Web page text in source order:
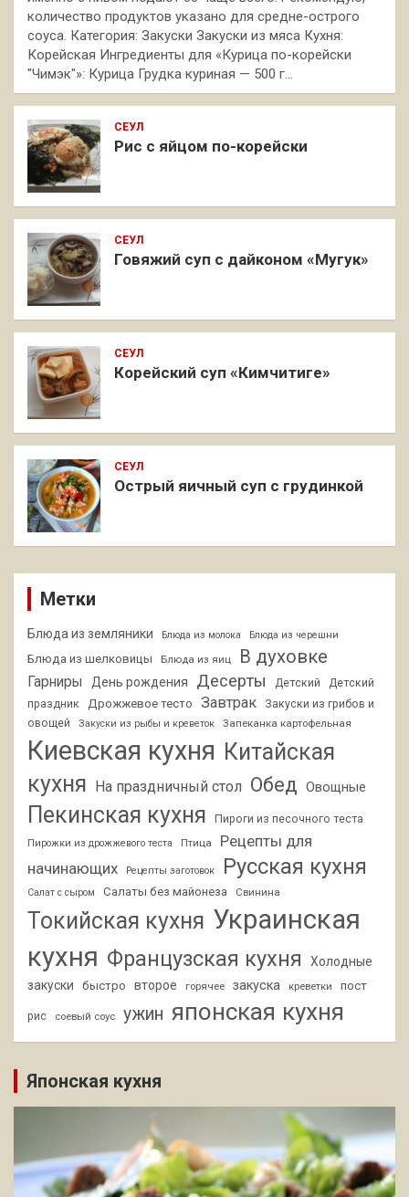
количество продуктов указано для средне-острого
соуса. Категория: Закуски Закуски из мяса Кухня:
Корейская Ингредиенты для «Курица по-корейски
"Чимэк"»: Курица Грудка куриная — 500 г…
СЕУЛ
Рис с яйцом по-корейски
СЕУЛ
Говяжий суп с дайконом «Мугук»
СЕУЛ
Корейский суп «Кимчитиге»
СЕУЛ
Острый яичный суп с грудинкой
Метки
Блюда из земляники Блюда из молока Блюда из черешни
Блюда из шелковицы Блюда из яиц В духовке
Гарниры День рождения Десерты Детский
Детский
праздник
Дрожжевое тесто Завтрак
Закуски из грибов и
овощей
Закуски из рыбы и креветок Запеканка картофельная
Киевская кухня Китайская
кухня
На праздничный стол Обед Овощные
Пекинская кухня Пироги из песочного теста
Пирожки из дрожжевого теста Птица
Рецепты для
начинающих
Рецепты заготовок Русская кухня
Салат с сыром Салаты без майонеза Свинина
Токийская кухня Украинская
кухня Французская кухня
Холодные
закуски
быстро второе горячее закуска креветки пост
рис соевый соус ужин японская кухня
Японская кухня